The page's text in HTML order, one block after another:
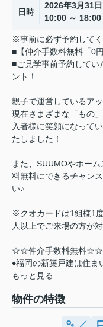
日時
2026年3月31
10:00 ～ 18:00
※事前に必ず予約して
■【仲介手数料無料「0円
■ご見学事前予約して
ント！
親子で運営しているア
現在さまざまな「もの
入者様に笑顔になって
たしました！
また、SUUMOやホー
料無料にできるチャン
い♪
※クオカードは1組様1
人以上でご来場の方が対
☆☆仲介手数料無料☆☆
♦福岡の新築戸建は住ま
もっと見る
物件の特徴